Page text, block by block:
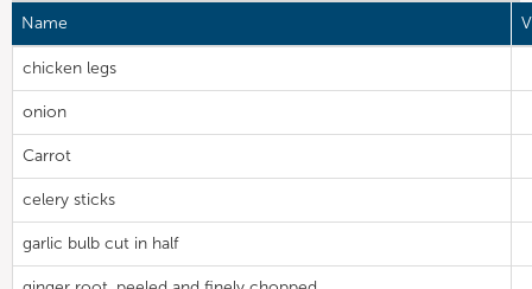
Name
chicken legs
onion
Carrot
celery sticks
garlic bulb cut in half